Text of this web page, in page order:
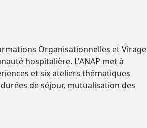
Organisationnelles et Virage
hospitalière. L'ANAP met à
et six ateliers thématiques
de séjour, mutualisation des